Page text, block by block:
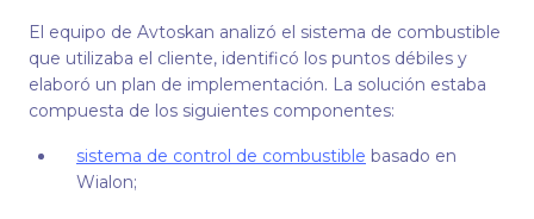
El equipo de Avtoskan analizó el sistema de combustible
que utilizaba el cliente, identificó los puntos débiles y
elaboró un plan de implementación. La solución estaba
compuesta de los siguientes componentes:
sistema de control de combustible basado en
Wialon;